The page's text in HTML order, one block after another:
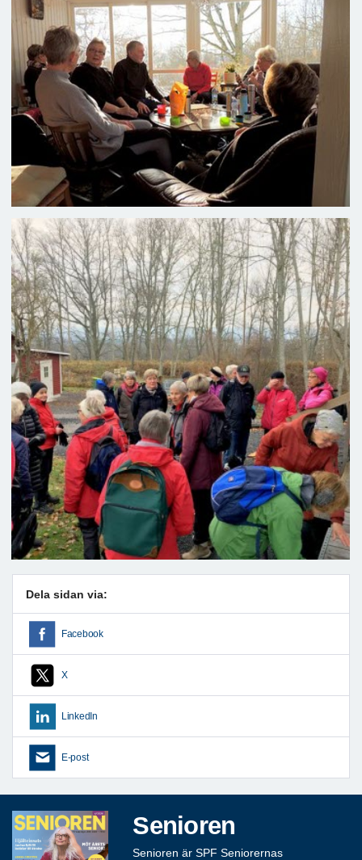
Dela sidan via:
Facebook
X
LinkedIn
E-post
Senioren
Senioren är SPF Seniorernas